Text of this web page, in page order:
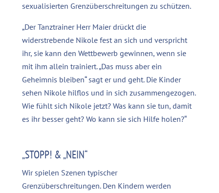
sexualisierten Grenzüberschreitungen zu schützen.
„Der Tanztrainer Herr Maier drückt die
widerstrebende Nikole fest an sich und verspricht
ihr, sie kann den Wettbewerb gewinnen, wenn sie
mit ihm allein trainiert. „Das muss aber ein
Geheimnis bleiben“ sagt er und geht. Die Kinder
sehen Nikole hilflos und in sich zusammengezogen.
Wie fühlt sich Nikole jetzt? Was kann sie tun, damit
es ihr besser geht? Wo kann sie sich Hilfe holen?“
„STOPP! & „NEIN“
Wir spielen Szenen typischer
Grenzüberschreitungen. Den Kindern werden